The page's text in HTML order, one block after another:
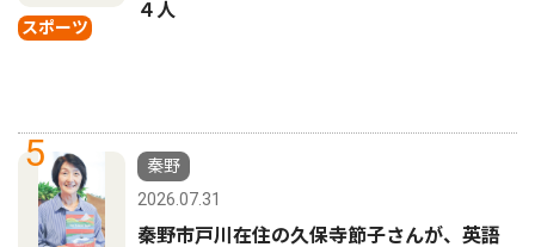
スポーツ
４人
5
秦野
2026.07.31
秦野市戸川在住の久保寺節子さんが、英語